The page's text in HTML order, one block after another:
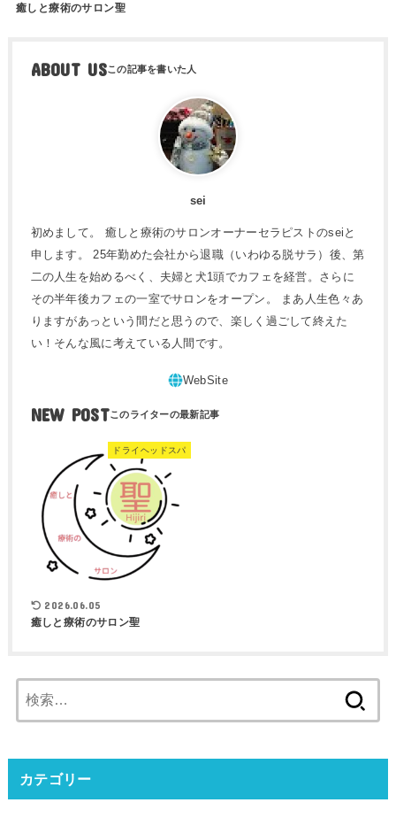
癒しと療術のサロン聖
ABOUT US
sei
初めまして。 癒しと療術のサロンオーナーセラピストのseiと
申します。 25年勤めた会社から退職（いわゆる脱サラ）後、第
二の人生を始めるべく、夫婦と犬1頭でカフェを経営。さらに
その半年後カフェの一室でサロンをオープン。 まあ人生色々あ
りますがあっという間だと思うので、楽しく過ごして終えた
い！そんな風に考えている人間です。
NEW POST
ドライヘッドスパ
2026.06.05
癒しと療術のサロン聖
索:
カテゴリー